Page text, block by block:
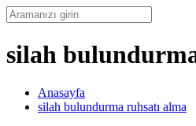
silah
Anasayfa
silah bulundurma ruhsatı alma